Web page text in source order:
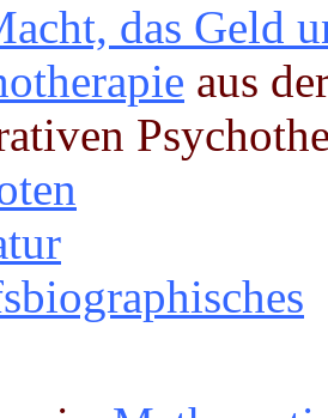
das Geld
aus